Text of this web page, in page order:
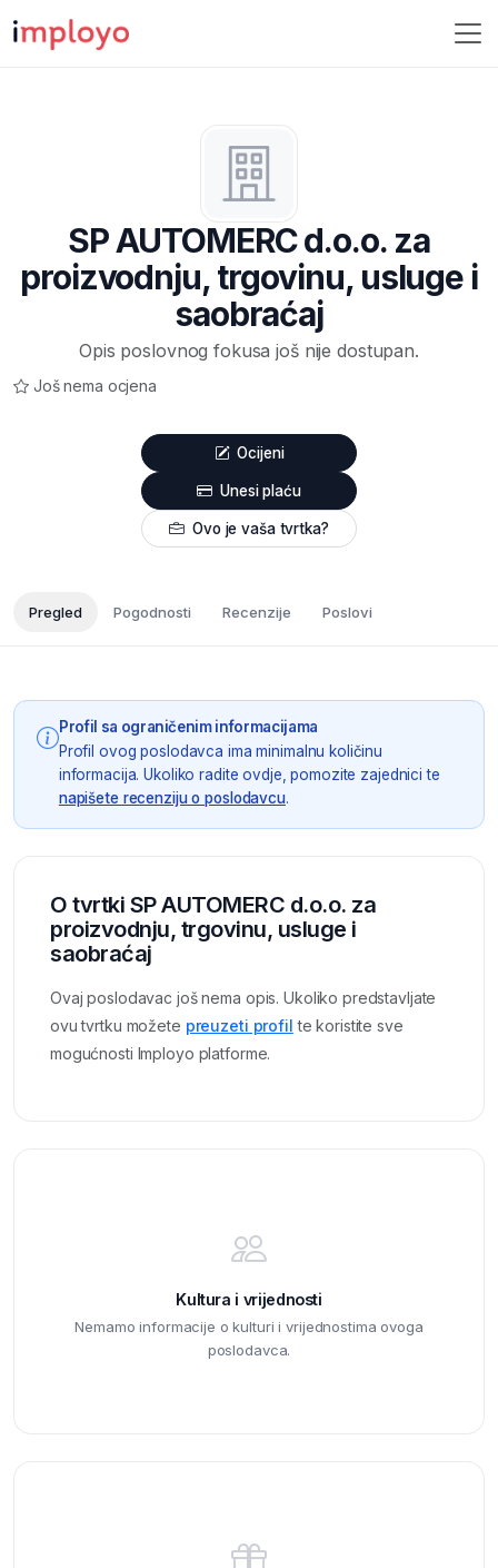
SP AUTOMERC d.o.o. za
proizvodnju, trgovinu, usluge i
saobraćaj
Opis poslovnog fokusa još nije dostupan.
Još nema ocjena
Ocijeni
Unesi plaću
Ovo je vaša tvrtka?
Pregled Pogodnosti Recenzije Poslovi
Profil sa ograničenim informacijama
Profil ovog poslodavca ima minimalnu količinu
informacija. Ukoliko radite ovdje, pomozite zajednici te
napišete recenziju o poslodavcu.
O tvrtki SP AUTOMERC d.o.o. za
proizvodnju, trgovinu, usluge i
saobraćaj
Ovaj poslodavac još nema opis. Ukoliko predstavljate
ovu tvrtku možete preuzeti profil te koristite sve
mogućnosti Imployo platforme.
Kultura i vrijednosti
Nemamo informacije o kulturi i vrijednostima ovoga
poslodavca.